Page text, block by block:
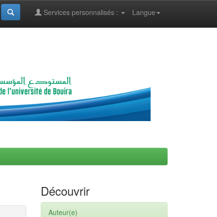
Langue
Services personnalisés :
Découvrir
Auteur(e)